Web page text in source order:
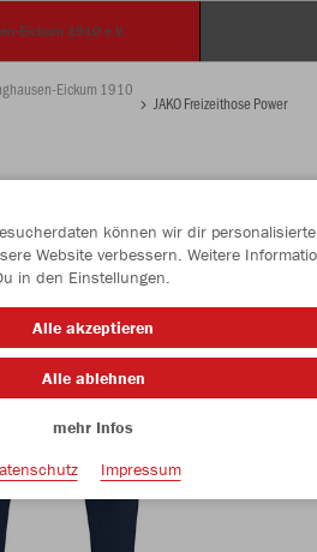
Eickum 1910 e.V.
Eickum 1910
JAKO Freizeithose Power
können wir dir personalisierte
Website verbessern. Weitere
in den Einstellungen.
Alle akzeptieren
Alle ablehnen
mehr Infos
Impressum